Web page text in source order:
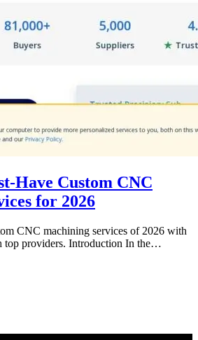
Have Custom CNC
for 2026
CNC machining services of 2026 with
top providers. Introduction In the…